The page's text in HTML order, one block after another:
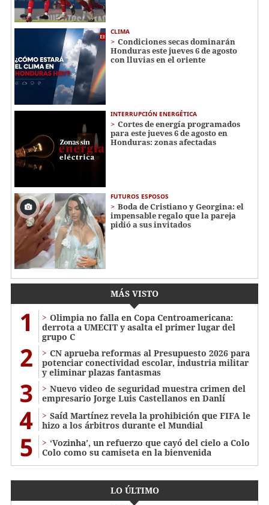
CLIMA
Condiciones secas dominarán
Honduras este jueves 6 de agosto
con lluvias en el oriente
INTERRUPCIÓN ENERGÉTICA
Cortes de energía programados
para este jueves 6 de agosto en
Honduras: zonas afectadas
FUTUROS ESPOSOS
Boda de Cristiano y Georgina: el
impensable regalo que la pareja
pidió a sus invitados
MÁS VISTO
1
Olimpia no falla en Copa Centroamericana:
derrota a UMECIT y asalta el primer lugar del
grupo C
2
CN aprueba reformas al Presupuesto 2026 para
potenciar conectividad escolar, industria militar
y eliminar plazas fantasmas
3
Nuevo video de seguridad muestra crimen del
empresario Jorge Luis Castellanos en Danlí
4
Saíd Martínez revela la prohibición que FIFA le
hizo a los árbitros durante el Mundial
5
‘Vozinha’, un refuerzo que cayó del cielo a Colo
Colo como su camiseta en la bienvenida
LO ÚLTIMO